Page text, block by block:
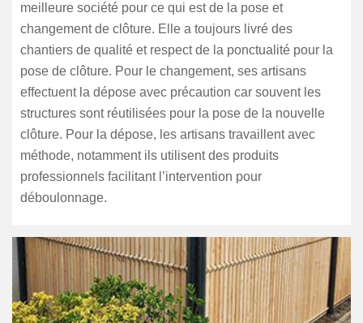
meilleure société pour ce qui est de la pose et
changement de clôture. Elle a toujours livré des
chantiers de qualité et respect de la ponctualité pour la
pose de clôture. Pour le changement, ses artisans
effectuent la dépose avec précaution car souvent les
structures sont réutilisées pour la pose de la nouvelle
clôture. Pour la dépose, les artisans travaillent avec
méthode, notamment ils utilisent des produits
professionnels facilitant l’intervention pour
déboulonnage.